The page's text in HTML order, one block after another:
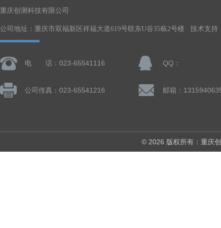
重庆创测科技有限公司
公司地址：重庆市双福新区祥福大道619号联东U谷35栋2号楼 技术支持
电 话：023-65541116 QQ：
公司传真：023-65541216 邮箱：
© 2026 版权所有：重庆